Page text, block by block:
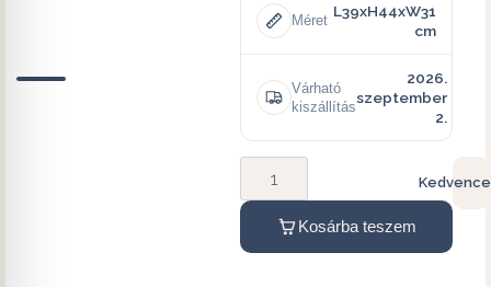
Méret
L39xH44xW31
cm
Várható
kiszállítás
2026.
szeptember
2.
Kosárba teszem